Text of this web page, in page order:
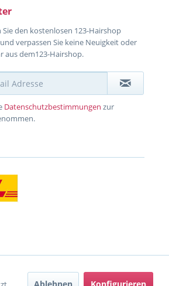
den kostenlosen 123-Hairshop
verpassen Sie keine Neuigkeit oder
aus dem123-Hairshop.
Datenschutzbestimmungen zur